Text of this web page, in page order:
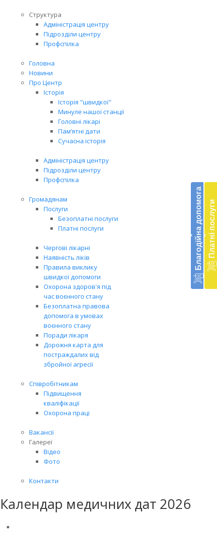
Структура
Адміністрація центру
Підрозділи центру
Профспілка
Головна
Новини
Про Центр
Історія
Історія "швидкої"
Минуле нашої станції
Головні лікарі
Пам’ятні дати
Сучасна історія
Адміністрація центру
Підрозділи центру
Профспілка
Громадянам
Послуги
Безоплатні послуги
Платні послуги
Чергові лікарні
Наявність ліків
Правила виклику
швидкої допомоги
Охорона здоров'я під
час воєнного стану
Безоплатна правова
допомога в умовах
воєнного стану
Поради лікаря
Дорожня карта для
постраждалих від
збройної агресії
Співробітникам
Підвищення
кваліфікації
Охорона праці
Вакансії
Галереї
Відео
Фото
Контакти
‹ Благодійна допомога ‹ Платні послуги
Календар медичних дат 2026